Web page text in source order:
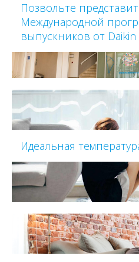
Позвольте
Международной
выпускников от
Идеальная